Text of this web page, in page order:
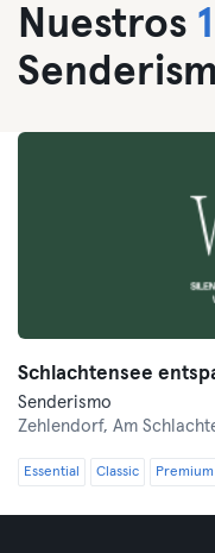
Nuestros 1
Schlachtensee
Senderismo
Zehlendorf, Am
Essential Classic Premium